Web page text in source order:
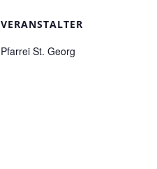
VERANSTALTER
Pfarrei St. Georg